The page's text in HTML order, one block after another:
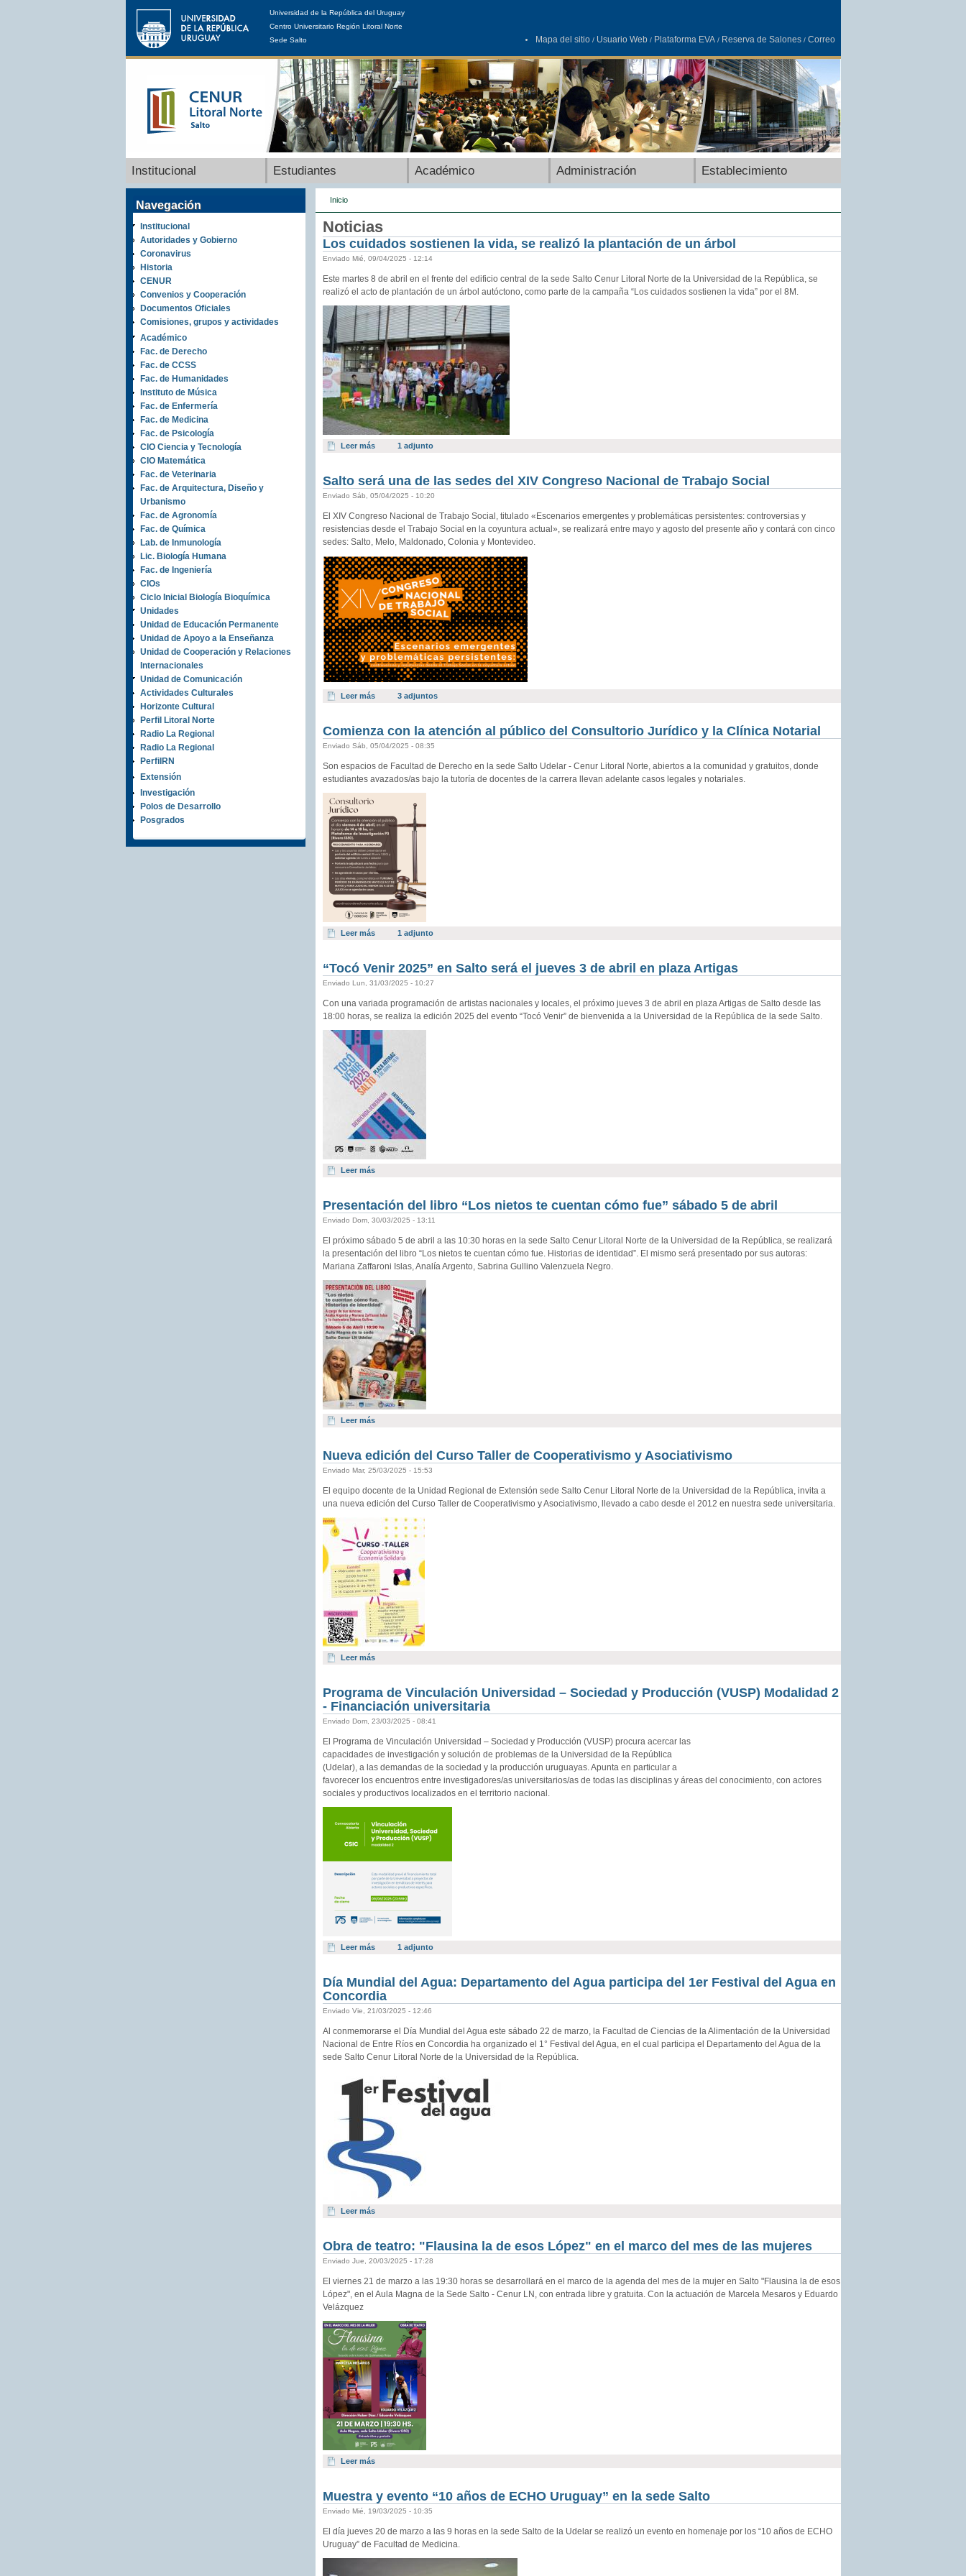
Universidad de la República del Uruguay
Centro Universitario Región Litoral Norte
Sede Salto
Mapa del sitio/ Usuario Web/ Plataforma EVA/ Reserva de Salones/ Correo
Institucional Estudiantes Académico Administración Establecimiento
Navegación
Institucional
Autoridades y Gobierno
Coronavirus
Historia
CENUR
Convenios y Cooperación
Documentos Oficiales
Comisiones, grupos y actividades
Académico
Fac. de Derecho
Fac. de CCSS
Fac. de Humanidades
Instituto de Música
Fac. de Enfermería
Fac. de Medicina
Fac. de Psicología
CIO Ciencia y Tecnología
CIO Matemática
Fac. de Veterinaria
Fac. de Arquitectura, Diseño y
Urbanismo
Fac. de Agronomía
Fac. de Química
Lab. de Inmunología
Lic. Biología Humana
Fac. de Ingeniería
CIOs
Ciclo Inicial Biología Bioquímica
Unidades
Unidad de Educación Permanente
Unidad de Apoyo a la Enseñanza
Unidad de Cooperación y Relaciones
Internacionales
Unidad de Comunicación
Actividades Culturales
Horizonte Cultural
Perfil Litoral Norte
Radio La Regional
Radio La Regional
PerfilRN
Extensión
Investigación
Polos de Desarrollo
Posgrados
Inicio
Noticias
Los cuidados sostienen la vida, se realizó la plantación de un árbol
Enviado Mié, 09/04/2025 - 12:14
Este martes 8 de abril en el frente del edificio central de la sede Salto Cenur Litoral Norte de la Universidad de la República, se
realizó el acto de plantación de un árbol autóctono, como parte de la campaña “Los cuidados sostienen la vida” por el 8M.
Leer más 1 adjunto
Salto será una de las sedes del XIV Congreso Nacional de Trabajo Social
Enviado Sáb, 05/04/2025 - 10:20
El XIV Congreso Nacional de Trabajo Social, titulado «Escenarios emergentes y problemáticas persistentes: controversias y
resistencias desde el Trabajo Social en la coyuntura actual», se realizará entre mayo y agosto del presente año y contará con cinco
sedes: Salto, Melo, Maldonado, Colonia y Montevideo.
Leer más 3 adjuntos
Comienza con la atención al público del Consultorio Jurídico y la Clínica Notarial
Enviado Sáb, 05/04/2025 - 08:35
Son espacios de Facultad de Derecho en la sede Salto Udelar - Cenur Litoral Norte, abiertos a la comunidad y gratuitos, donde
estudiantes avazados/as bajo la tutoría de docentes de la carrera llevan adelante casos legales y notariales.
Leer más 1 adjunto
“Tocó Venir 2025” en Salto será el jueves 3 de abril en plaza Artigas
Enviado Lun, 31/03/2025 - 10:27
Con una variada programación de artistas nacionales y locales, el próximo jueves 3 de abril en plaza Artigas de Salto desde las
18:00 horas, se realiza la edición 2025 del evento “Tocó Venir” de bienvenida a la Universidad de la República de la sede Salto.
Leer más
Presentación del libro “Los nietos te cuentan cómo fue” sábado 5 de abril
Enviado Dom, 30/03/2025 - 13:11
El próximo sábado 5 de abril a las 10:30 horas en la sede Salto Cenur Litoral Norte de la Universidad de la República, se realizará
la presentación del libro “Los nietos te cuentan cómo fue. Historias de identidad”. El mismo será presentado por sus autoras:
Mariana Zaffaroni Islas, Analía Argento, Sabrina Gullino Valenzuela Negro.
Leer más
Nueva edición del Curso Taller de Cooperativismo y Asociativismo
Enviado Mar, 25/03/2025 - 15:53
El equipo docente de la Unidad Regional de Extensión sede Salto Cenur Litoral Norte de la Universidad de la República, invita a
una nueva edición del Curso Taller de Cooperativismo y Asociativismo, llevado a cabo desde el 2012 en nuestra sede universitaria.
Leer más
Programa de Vinculación Universidad – Sociedad y Producción (VUSP) Modalidad 2
- Financiación universitaria
Enviado Dom, 23/03/2025 - 08:41
El Programa de Vinculación Universidad – Sociedad y Producción (VUSP) procura acercar las
capacidades de investigación y solución de problemas de la Universidad de la República
(Udelar), a las demandas de la sociedad y la producción uruguayas. Apunta en particular a
favorecer los encuentros entre investigadores/as universitarios/as de todas las disciplinas y áreas del conocimiento, con actores
sociales y productivos localizados en el territorio nacional.
Leer más 1 adjunto
Día Mundial del Agua: Departamento del Agua participa del 1er Festival del Agua en
Concordia
Enviado Vie, 21/03/2025 - 12:46
Al conmemorarse el Día Mundial del Agua este sábado 22 de marzo, la Facultad de Ciencias de la Alimentación de la Universidad
Nacional de Entre Ríos en Concordia ha organizado el 1° Festival del Agua, en el cual participa el Departamento del Agua de la
sede Salto Cenur Litoral Norte de la Universidad de la República.
Leer más
Obra de teatro: "Flausina la de esos López" en el marco del mes de las mujeres
Enviado Jue, 20/03/2025 - 17:28
El viernes 21 de marzo a las 19:30 horas se desarrollará en el marco de la agenda del mes de la mujer en Salto "Flausina la de esos
López", en el Aula Magna de la Sede Salto - Cenur LN, con entrada libre y gratuita. Con la actuación de Marcela Mesaros y Eduardo
Velázquez
Leer más
Muestra y evento “10 años de ECHO Uruguay” en la sede Salto
Enviado Mié, 19/03/2025 - 10:35
El día jueves 20 de marzo a las 9 horas en la sede Salto de la Udelar se realizó un evento en homenaje por los “10 años de ECHO
Uruguay” de Facultad de Medicina.